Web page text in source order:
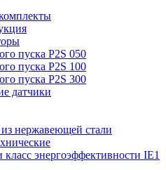
пуска P2S 050
пуска P2S 100
пуска P2S 300
датчики
нержавеющей стали
класс энергоэффективности IE1